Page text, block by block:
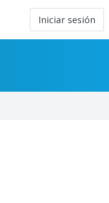
Iniciar sesión